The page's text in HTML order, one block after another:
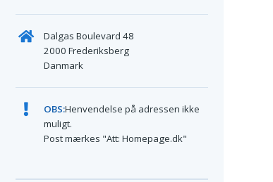
Dalgas Boulevard 48
2000 Frederiksberg
Danmark
OBS:Henvendelse på adressen ikke
muligt.
Post mærkes "Att: Homepage.dk"